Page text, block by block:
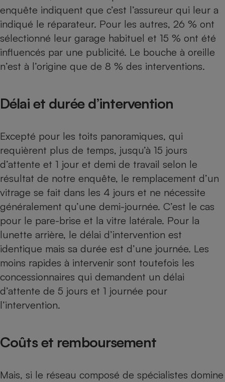
enquête indiquent que c’est l’assureur qui leur a
indiqué le réparateur. Pour les autres, 26 % ont
sélectionné leur garage habituel et 15 % ont été
influencés par une publicité. Le bouche à oreille
n’est à l’origine que de 8 % des interventions.
Délai et durée d’intervention
Excepté pour les toits panoramiques, qui
requièrent plus de temps, jusqu’à 15 jours
d’attente et 1 jour et demi de travail selon le
résultat de notre enquête, le remplacement d’un
vitrage se fait dans les 4 jours et ne nécessite
généralement qu’une demi-journée. C’est le cas
pour le pare-brise et la vitre latérale. Pour la
lunette arrière, le délai d’intervention est
identique mais sa durée est d’une journée. Les
moins rapides à intervenir sont toutefois les
concessionnaires qui demandent un délai
d’attente de 5 jours et 1 journée pour
l’intervention.
Coûts et remboursement
Mais, si le réseau composé de spécialistes domine